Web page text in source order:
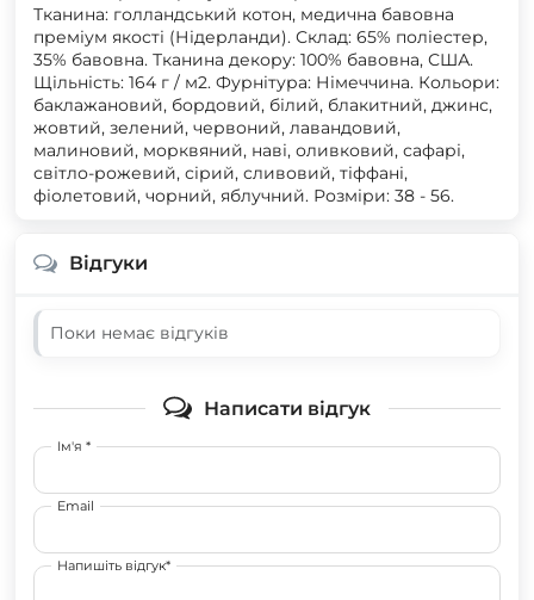
Тканина: голландський котон, медична бавовна
преміум якості (Нідерланди). Склад: 65% поліестер,
35% бавовна. Тканина декору: 100% бавовна, США.
Щільність: 164 г / м2. Фурнітура: Німеччина. Кольори:
баклажановий, бордовий, білий, блакитний, джинс,
жовтий, зелений, червоний, лавандовий,
малиновий, морквяний, наві, оливковий, сафарі,
світло-рожевий, сірий, сливовий, тіффані,
фіолетовий, чорний, яблучний. Розміри: 38 - 56.
Відгуки
Поки немає відгуків
Написати відгук
Ім'я *
Email
Напишіть відгук*